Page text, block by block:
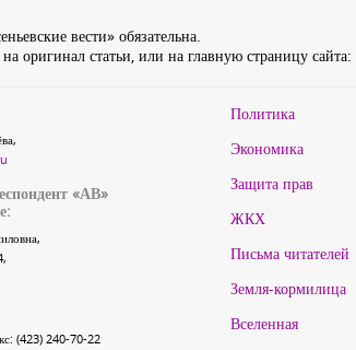
вести» обязательна.
оригинал статьи, или на главную страницу сайта:
«АВ»
(423) 240-70-22
Политика
Экономика
Защита прав
ЖКХ
Письма читателей
Земля-кормилица
Вселенная